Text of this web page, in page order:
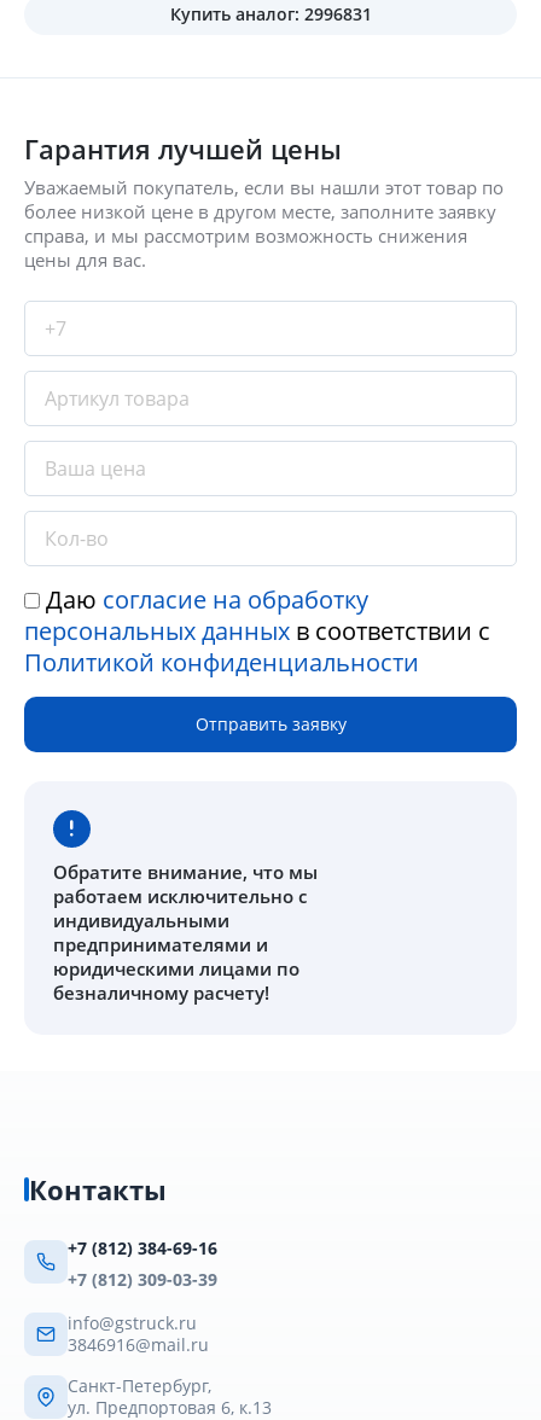
Купить аналог: 2996831
Гарантия лучшей цены
Уважаемый покупатель, если вы нашли этот товар по
более низкой цене в другом месте, заполните заявку
справа, и мы рассмотрим возможность снижения
цены для вас.
Даю согласие на обработку
персональных данных в соответствии с
Политикой конфиденциальности
Отправить заявку
Обратите внимание, что мы
работаем исключительно с
индивидуальными
предпринимателями и
юридическими лицами по
безналичному расчету!
Контакты
+7 (812) 384-69-16
+7 (812) 309-03-39
info@gstruck.ru
3846916@mail.ru
Санкт-Петербург,
ул. Предпортовая 6, к.13